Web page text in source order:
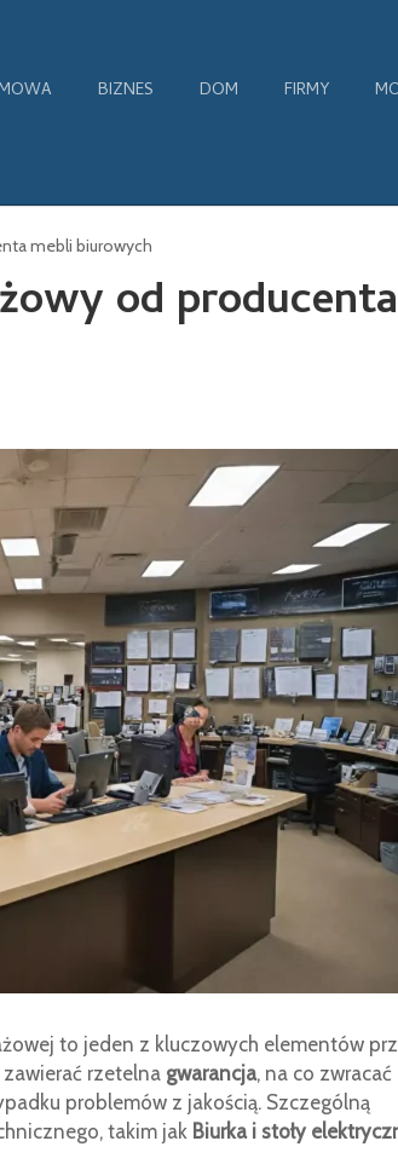
BIZNES DOM FIRMY
mebli biurowych
od producenta
to jeden z kluczowych elementów
rzetelna gwarancja, na co zwracać
problemów z jakością. Szczególną
takim jak Biurka i stoły